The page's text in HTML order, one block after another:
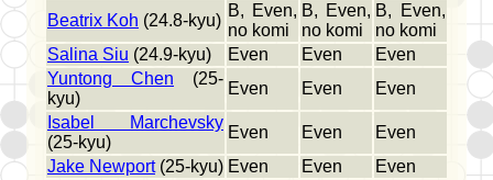
Beatrix Koh (24.8-kyu)
B, Even,
no komi
B, Even,
no komi
B, Even,
no komi
Salina Siu (24.9-kyu) Even Even
Even
Yuntong Chen (25-
kyu)
Even Even
Even
Isabel Marchevsky
(25-kyu)
Even Even
Even
Jake Newport(25-kyu) Even Even
Even